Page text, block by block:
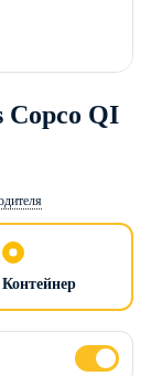
Copco QI
Контейнер